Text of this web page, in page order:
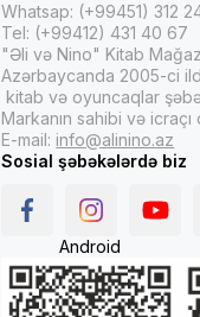
Whatsap: (+99451) 312
Tel: (+99412) 431 40 67
"Əli və Nino" Kitab
Azərbaycanda 2005-ci
kitab və oyuncaqlar
Markanın sahibi və
E-mail: info@alinino.az
Sosial şəbəkələrdə biz
Android